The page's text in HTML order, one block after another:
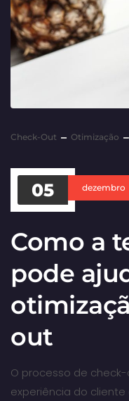
Check-Out Otimização
05 dezembro
Como a
pode
out
O processo de
experiência do